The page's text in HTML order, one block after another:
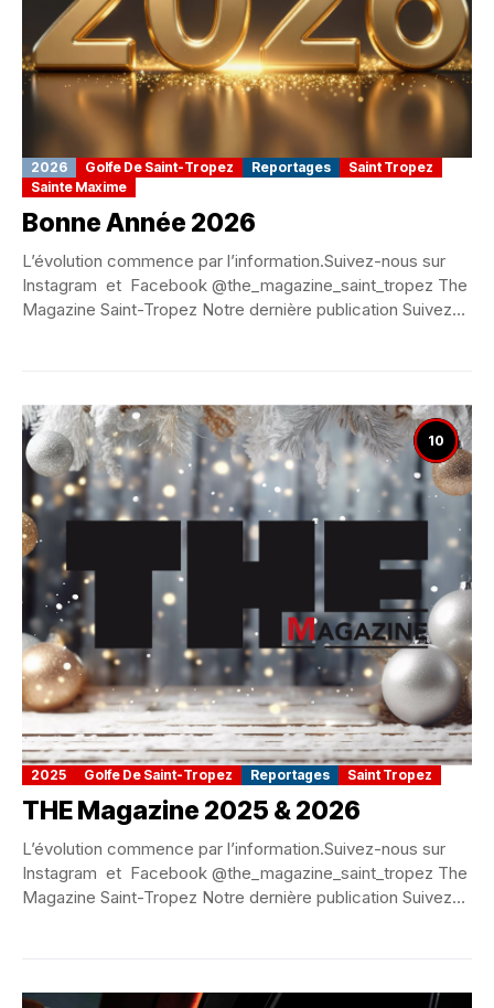
2026 Golfe De Saint-Tropez Reportages
Saint Tropez
Sainte Maxime
Bonne Année 2026
L’évolution commence par l’information.Suivez-nous sur
Instagram et Facebook @the_magazine_saint_tropez The
Magazine Saint-Tropez Notre dernière publication Suivez-
10
2025 Golfe De Saint-Tropez Reportages Saint Tropez
THE Magazine 2025 & 2026
L’évolution commence par l’information.Suivez-nous sur
Instagram et Facebook @the_magazine_saint_tropez The
Magazine Saint-Tropez Notre dernière publication Suivez-